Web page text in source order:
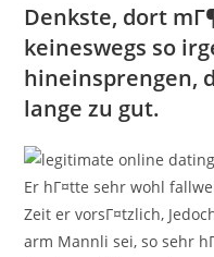
Denkste, dort
keineswegs so
hineinsprengen,
lange zu gut.
Er hГ¤tte sehr wohl
Zeit er vorsГ¤tzlich,
arm Mannli sei, so sehr